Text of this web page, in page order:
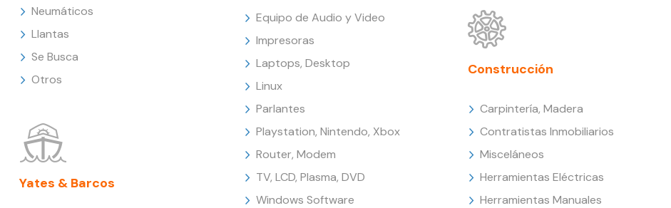
Neumáticos
Llantas
Se Busca
Otros
Yates & Barcos
Equipo de Audio y Video
Impresoras
Laptops, Desktop
Linux
Parlantes
Playstation, Nintendo, Xbox
Router, Modem
TV, LCD, Plasma, DVD
Windows Software
Construcción
Carpintería, Madera
Contratistas Inmobiliarios
Misceláneos
Herramientas Eléctricas
Herramientas Manuales